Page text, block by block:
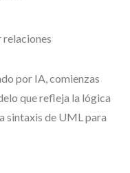
relaciones
por IA, comienzas
que refleja la lógica
sintaxis de UML para